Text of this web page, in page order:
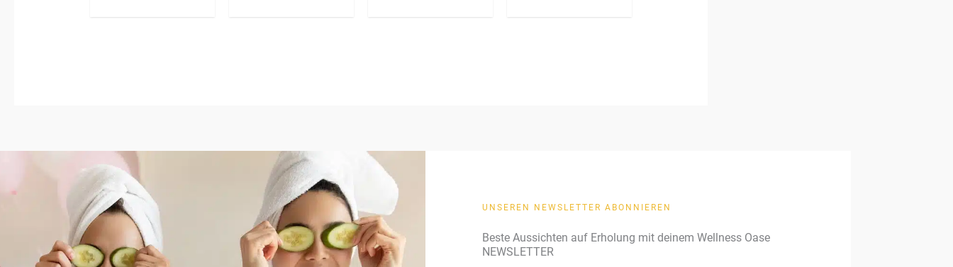
UNSEREN NEWSLETTER ABONNIEREN
Beste Aussichten auf Erholung mit deinem Wellness Oase
NEWSLETTER